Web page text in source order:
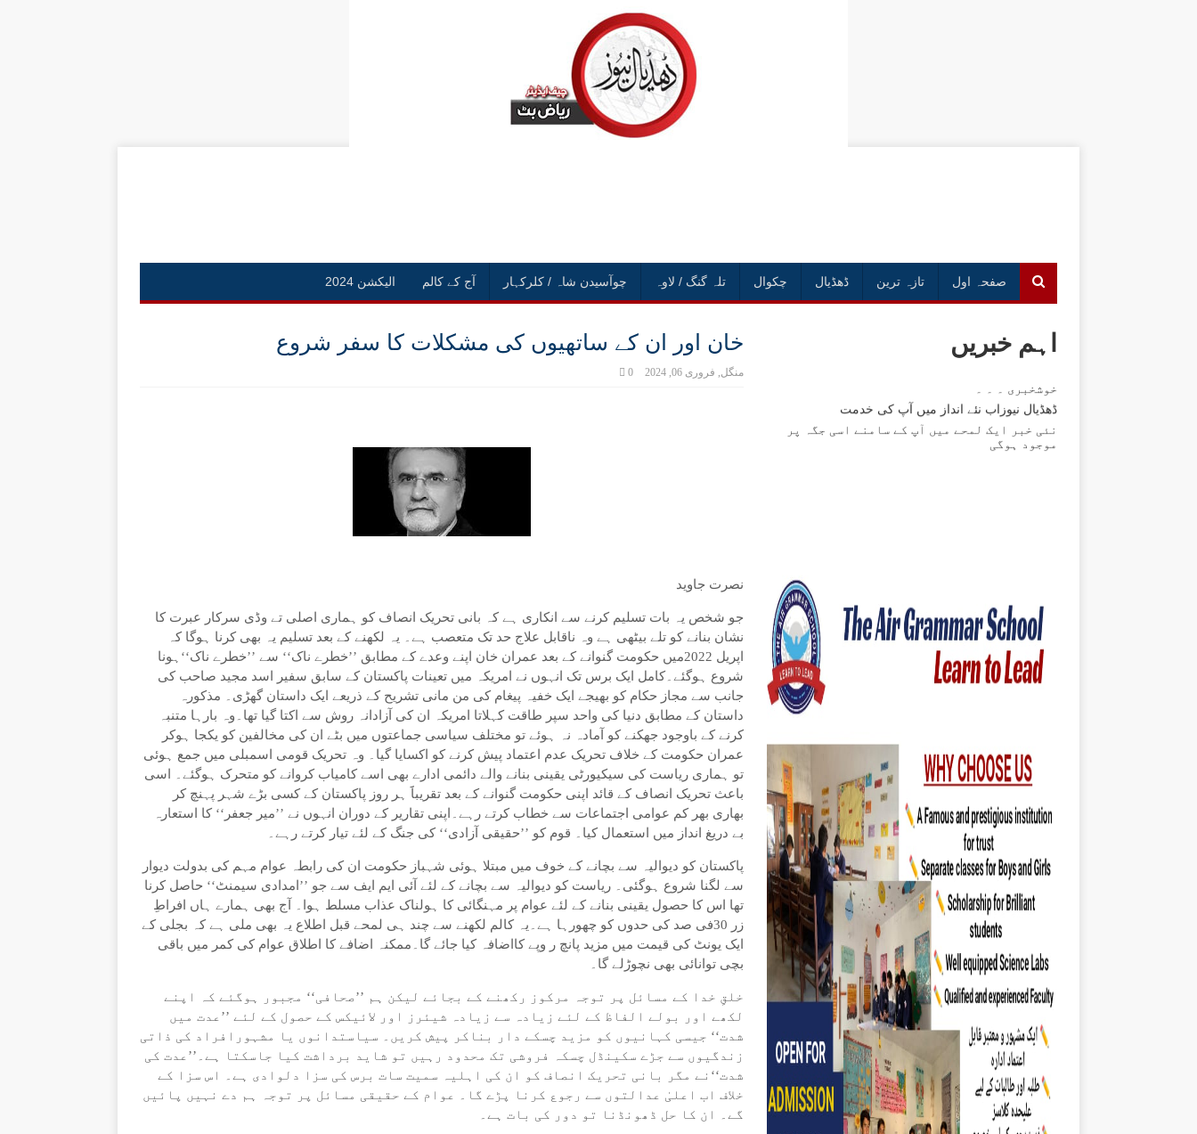
صفحہ اول تازہ ترین ڈھڈیال چکوال تلہ گنگ / لاوہ چوآسیدن شاہ / کلرکہار آج کے کالم الیکشن 2024
خان اور ان کے ساتھیوں کی مشکلات کا سفر شروع
منگل, فروری 06, 2024 0
نصرت جاوید
جو شخص یہ بات تسلیم کرنے سے انکاری ہے کہ بانی تحریک انصاف کو ہماری اصلی تے وڈی سرکار عبرت کا
نشان بنانے کو تلے بیٹھی ہے وہ ناقابل علاج حد تک متعصب ہے۔ یہ لکھنے کے بعد تسلیم یہ بھی کرنا ہوگا کہ
اپریل 2022میں حکومت گنوانے کے بعد عمران خان اپنے وعدے کے مطابق ’’خطرے ناک‘‘ سے ’’خطرے ناک‘‘ہونا
شروع ہوگئے۔کامل ایک برس تک انہوں نے امریکہ میں تعینات پاکستان کے سابق سفیر اسد مجید صاحب کی
جانب سے مجاز حکام کو بھیجے ایک خفیہ پیغام کی من مانی تشریح کے ذریعے ایک داستان گھڑی۔ مذکورہ
داستان کے مطابق دنیا کی واحد سپر طاقت کہلاتا امریکہ ان کی آزادانہ روش سے اکتا گیا تھا۔وہ بارہا متنبہ
کرنے کے باوجود جھکنے کو آمادہ نہ ہوئے تو مختلف سیاسی جماعتوں میں بٹے ان کی مخالفین کو یکجا ہوکر
عمران حکومت کے خلاف تحریک عدم اعتماد پیش کرنے کو اکسایا گیا۔ وہ تحریک قومی اسمبلی میں جمع ہوئی
تو ہماری ریاست کی سیکیورٹی یقینی بنانے والے دائمی ادارے بھی اسے کامیاب کروانے کو متحرک ہوگئے۔ اسی
باعث تحریک انصاف کے قائد اپنی حکومت گنوانے کے بعد تقریباََ ہر روز پاکستان کے کسی بڑے شہر پہنچ کر
بھاری بھر کم عوامی اجتماعات سے خطاب کرتے رہے۔اپنی تقاریر کے دوران انہوں نے ’’میر جعفر‘‘ کا استعارہ
بے دریغ انداز میں استعمال کیا۔ قوم کو ’’حقیقی آزادی‘‘ کی جنگ کے لئے تیار کرتے رہے۔
پاکستان کو دیوالیہ سے بچانے کے خوف میں مبتلا ہوئی شہباز حکومت ان کی رابطہ عوام مہم کی بدولت دیوار
سے لگنا شروع ہوگئی۔ ریاست کو دیوالیہ سے بچانے کے لئے آئی ایم ایف سے جو ’’امدادی سیمنٹ‘‘ حاصل کرنا
تھا اس کا حصول یقینی بنانے کے لئے عوام پر مہنگائی کا ہولناک عذاب مسلط ہوا۔ آج بھی ہمارے ہاں افراطِ
زر 30فی صد کی حدوں کو چھورہا ہے۔یہ کالم لکھنے سے چند ہی لمحے قبل اطلاع یہ بھی ملی ہے کہ بجلی کے
ایک یونٹ کی قیمت میں مزید پانچ ر وپے کااضافہ کیا جائے گا۔ممکنہ اضافے کا اطلاق عوام کی کمر میں باقی
بچی توانائی بھی نچوڑلے گا۔
خلقِ خدا کے مسائل پر توجہ مرکوز رکھنے کے بجائے لیکن ہم ’’صحافی‘‘ مجبور ہوگئے کہ اپنے
لکھے اور بولے الفاظ کے لئے زیادہ سے زیادہ شیئرز اور لائیکس کے حصول کے لئے ’’عدت میں
شدت‘‘ جیسی کہانیوں کو مزید چسکے دار بناکر پیش کریں۔ سیاستدانوں یا مشہورافراد کی ذاتی
زندگیوں سے جڑے سکینڈل چسکہ فروشی تک محدود رہیں تو شاید برداشت کیا جاسکتا ہے۔’’عدت کی
شدت‘‘نے مگر بانی تحریک انصاف کو ان کی اہلیہ سمیت سات برس کی سزا دلوادی ہے۔ اس سزا کے
خلاف اب اعلیٰ عدالتوں سے رجوع کرنا پڑے گا۔ عوام کے حقیقی مسائل پر توجہ ہم دے نہیں پائیں
گے۔ ان کا حل ڈھونڈنا تو دور کی بات ہے۔
اہم خبریں
ڈھڈیال نیوزاب نئے انداز میں آپ کی خدمت
نئی خبر ایک لمحے میں آپ کے سامنے اسی جگہ پر